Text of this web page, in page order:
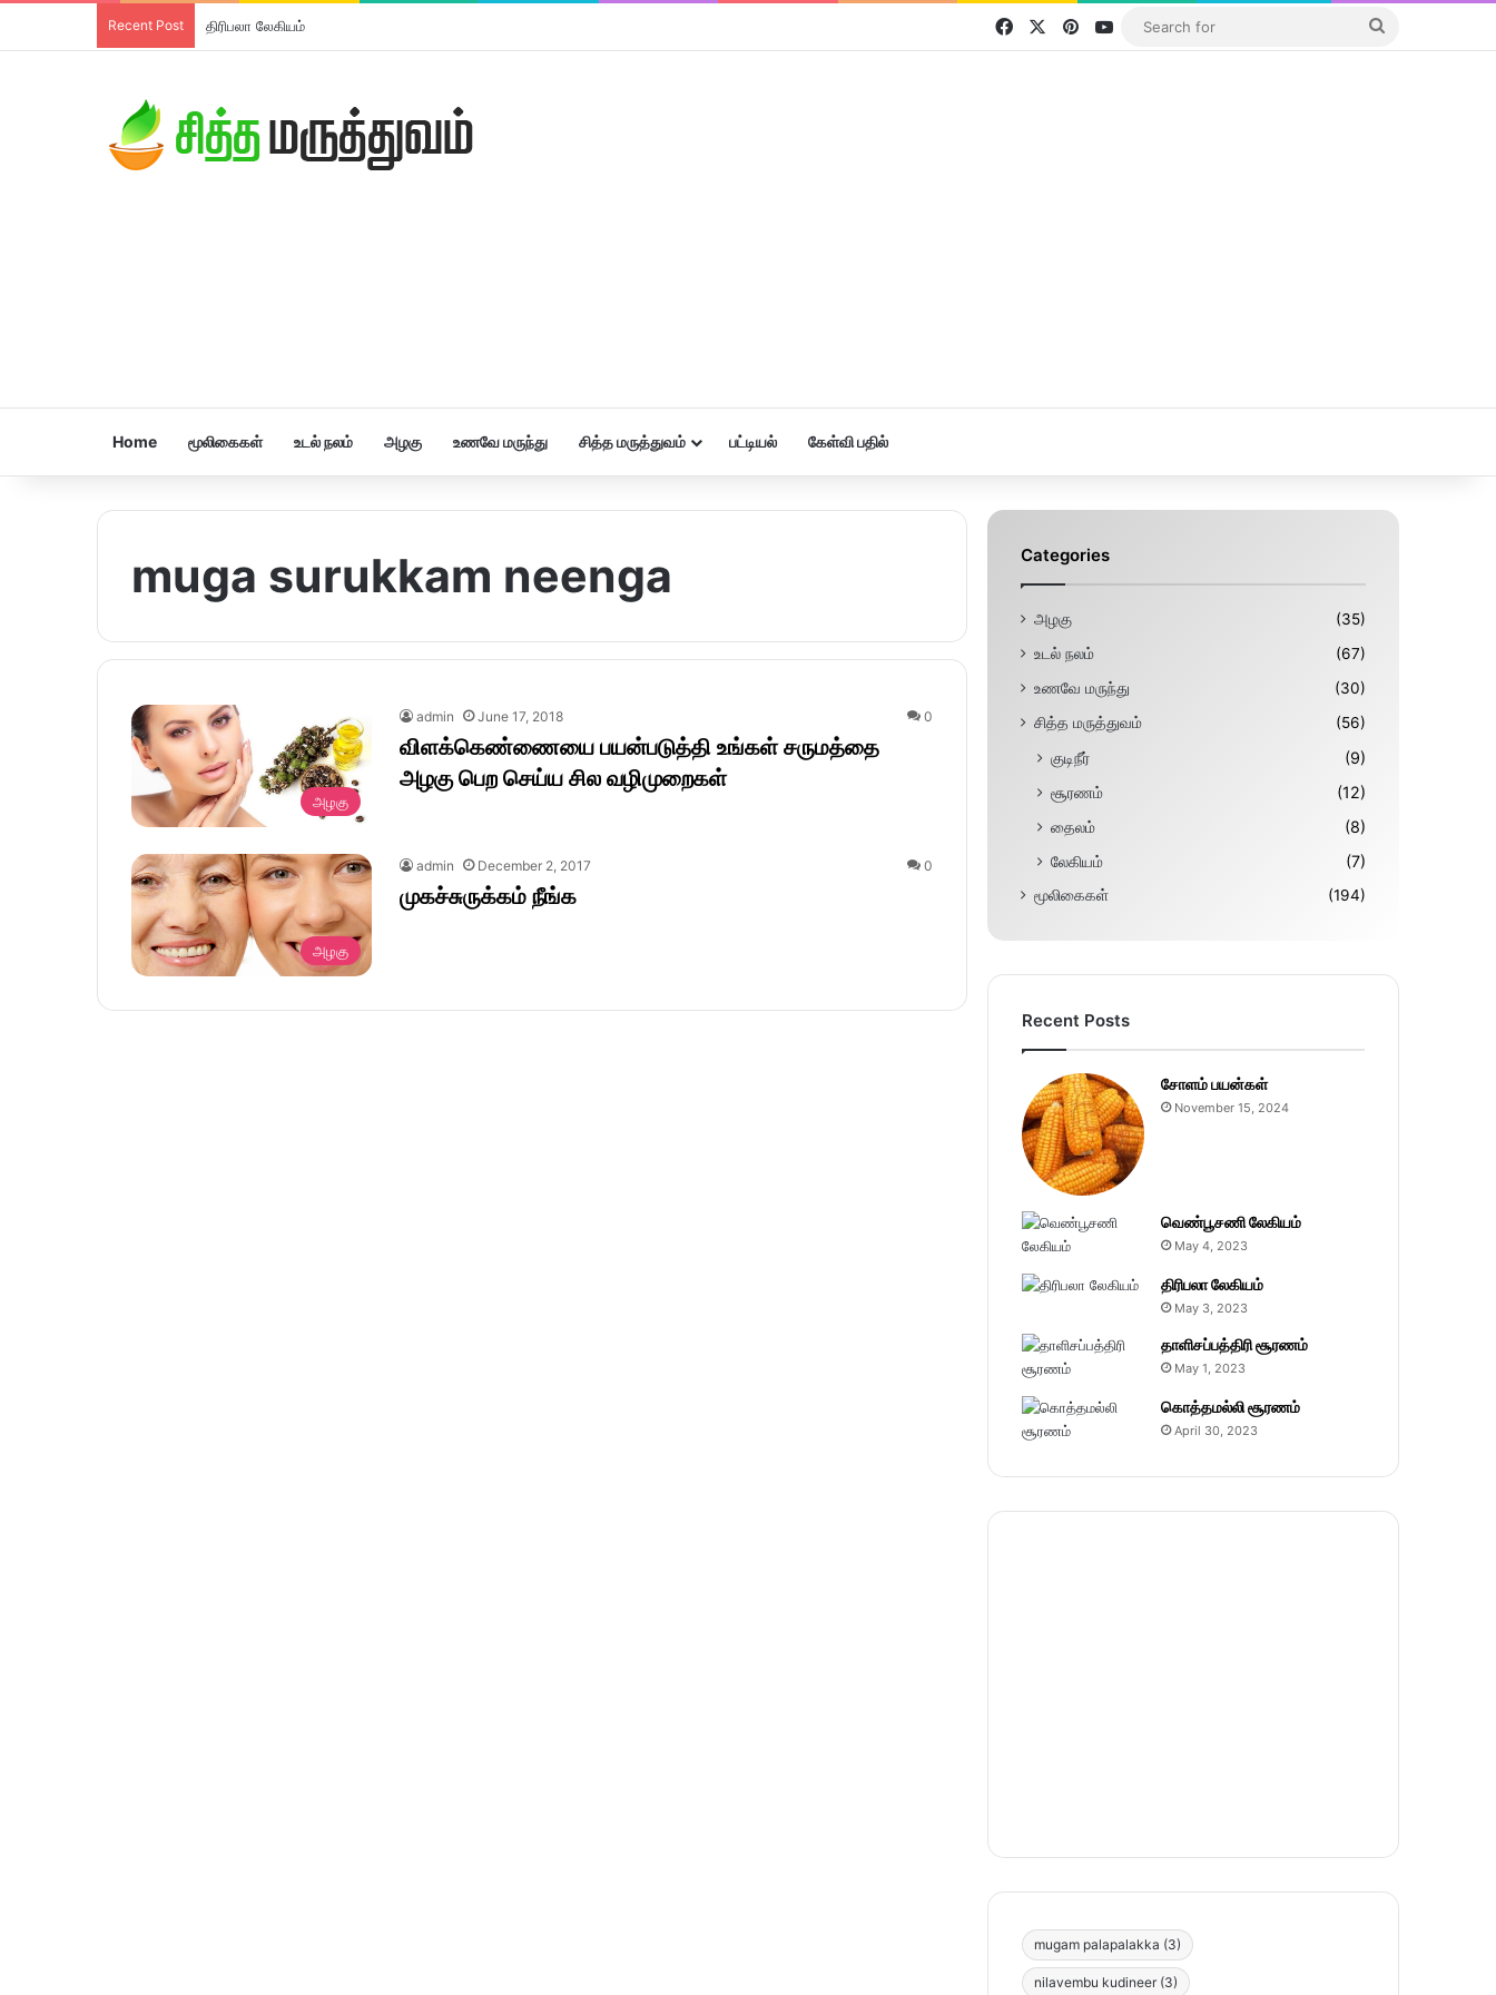
Recent Post திரிபலா லேகியம் FacebookPinterestYouTube
Home மூலிகைகள் உடல் நலம் அழகு உணவே மருந்து சித்த மருத்துவம் பட்டியல் கேள்வி பதில்
muga surukkam neenga
அழகு
admin June 17, 2018 0
விளக்கெண்ணையை பயன்படுத்தி உங்கள் சருமத்தை
அழகு பெற செய்ய சில வழிமுறைகள்
அழகு
admin December 2, 2017 0
முகச்சுருக்கம் நீங்க
Categories
அழகு
(35)
உடல் நலம்
(67)
உணவே மருந்து
(30)
சித்த மருத்துவம்
(56)
குடிநீர்
(9)
சூரணம்
(12)
தைலம்
(8)
லேகியம்
(7)
மூலிகைகள் (194)
Recent Posts
சோளம் பயன்கள்
November 15, 2024
வெண்பூசணி லேகியம்
May 4, 2023
திரிபலா லேகியம்
May 3, 2023
தாளிசப்பத்திரி சூரணம்
May 1, 2023
கொத்தமல்லி சூரணம்
April 30, 2023
mugam palapalakka (3)
nilavembu kudineer (3)